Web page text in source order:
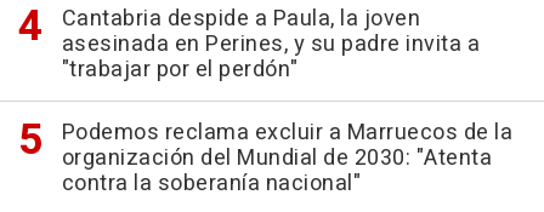
Cantabria despide a Paula, la joven
asesinada en Perines, y su padre invita a
"trabajar por el perdón"
Podemos reclama excluir a Marruecos de la
organización del Mundial de 2030: "Atenta
contra la soberanía nacional"